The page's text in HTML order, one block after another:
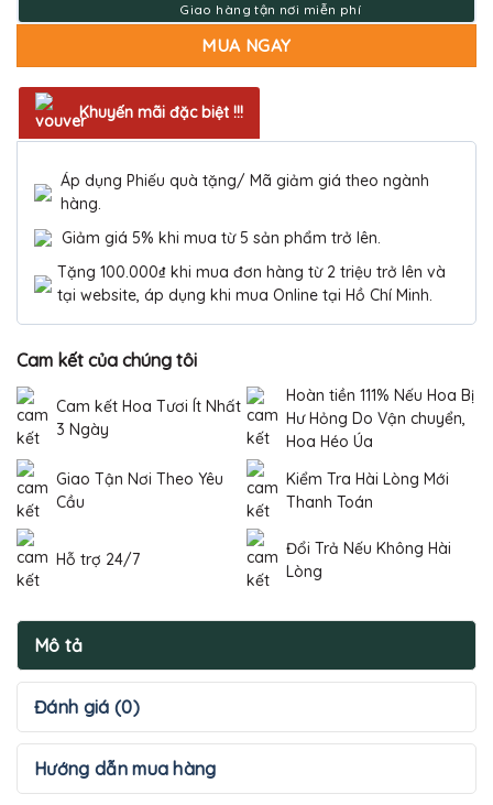
MUA NGAY
Khuyến mãi đặc biệt !!!
Áp dụng Phiếu quà tặng/ Mã giảm giá theo ngành
hàng.
Giảm giá 5% khi mua từ 5 sản phẩm trở lên.
Tặng 100.000₫ khi mua đơn hàng từ 2 triệu trở lên và
tại website, áp dụng khi mua Online tại Hồ Chí Minh.
Cam kết của chúng tôi
Cam kết Hoa Tươi Ít Nhất
3 Ngày
Hoàn tiền 111% Nếu Hoa Bị
Hư Hỏng Do Vận chuyển,
Hoa Héo Úa
Giao Tận Nơi Theo Yêu
Cầu
Kiểm Tra Hài Lòng Mới
Thanh Toán
Hỗ trợ 24/7
Đổi Trả Nếu Không Hài
Lòng
Mô tả
Đánh giá (0)
Hướng dẫn mua hàng